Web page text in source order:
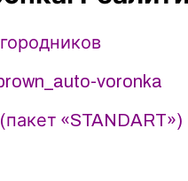
voronka
(пакет «STANDART»)